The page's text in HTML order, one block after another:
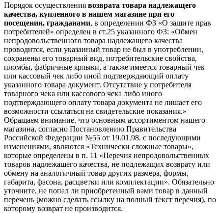
Порядок осуществления возврата товара надлежащего
качества, купленного в нашем магазине при его
посещении, гражданами, в определении ФЗ «О защите прав
потребителей» определен в ст.25 указанного ФЗ: «Обмен
непродовольственного товара надлежащего качества
проводится, если указанный товар не был в употреблении,
сохранены его товарный вид, потребительские свойства,
пломбы, фабричные ярлыки, а также имеется товарный чек
или кассовый чек либо иной подтверждающий оплату
указанного товара документ. Отсутствие у потребителя
товарного чека или кассового чека либо иного
подтверждающего оплату товара документа не лишает его
возможности ссылаться на свидетельские показания.»
Обращаем внимание, что основным ассортиментом нашего
магазина, согласно Постановлению Правительства
Российской Федерации №55 от 19.01.98. с последующими
изменениями, являются «Технически сложные товары»,
которые определены в п. 11 «Перечня непродовольственных
товаров надлежащего качества, не подлежащих возврату или
обмену на аналогичный товар других размера, формы,
габарита, фасона, расцветки или комплектации». Обязательно
уточните, не попал ли приобретенный вами товар в данный
перечень (можно сделать ссылку на полный текст перечня), по
которому возврат не производится.